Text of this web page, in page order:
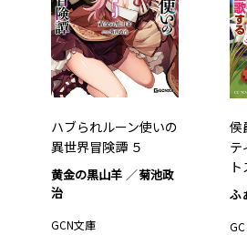
ハブられルーン使いの
異世界冒険譚 ５
黄金の黒山羊
菊池政
治
GCN文庫
侯
テ
ふ